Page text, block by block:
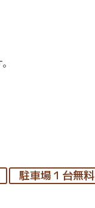
駐車場１台無料